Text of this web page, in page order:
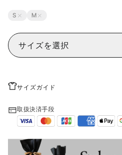
S M
サイズを選択
サイズガイド
取扱決済手段